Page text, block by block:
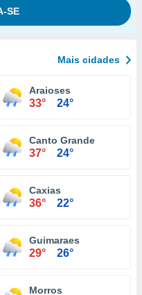
Mais cidades
Araioses
33° 24°
Canto Grande
37° 24°
Caxias
36° 22°
Guimaraes
29° 26°
Morros